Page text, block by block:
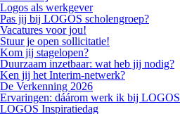
Logos als werkgever
Pas jij bij LOGOS scholengroep?
Vacatures voor jou!
Stuur je open sollicitatie!
Kom jij stagelopen?
Duurzaam inzetbaar: wat heb jij nodig?
Ken jij het Interim-netwerk?
De Verkenning 2026
Ervaringen: dáárom werk ik bij LOGOS
LOGOS Inspiratiedag